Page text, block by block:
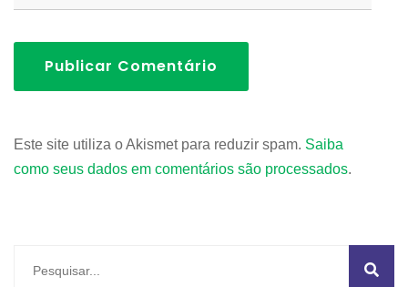
Publicar Comentário
Este site utiliza o Akismet para reduzir spam. Saiba
como seus dados em comentários são processados.